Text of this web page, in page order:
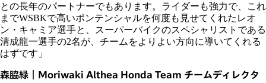
との長年のパートナーでもあります。ライダーも強力で、これ
までWSBKで高いポンテンシャルを何度も見せてくれたレオ
ン・キャミア選手と、スーパーバイクのスペシャリストである
清成龍一選手の2名が、チームをよりよい方向に導いてくれる
はずです」
森脇緑｜Moriwaki Althea Honda Team チームディレクタ